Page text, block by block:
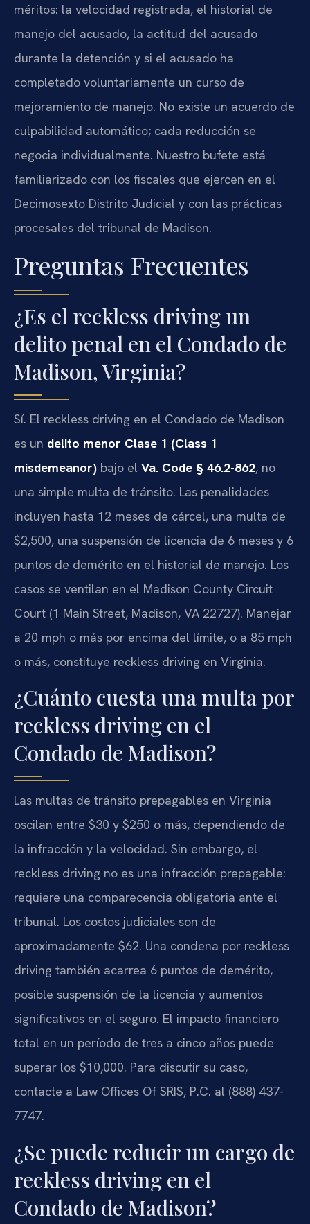
méritos: la velocidad registrada, el historial de
manejo del acusado, la actitud del acusado
durante la detención y si el acusado ha
completado voluntariamente un curso de
mejoramiento de manejo. No existe un acuerdo de
culpabilidad automático; cada reducción se
negocia individualmente. Nuestro bufete está
familiarizado con los fiscales que ejercen en el
Decimosexto Distrito Judicial y con las prácticas
procesales del tribunal de Madison.
Preguntas Frecuentes
¿Es el reckless driving un
delito penal en el Condado de
Madison, Virginia?
Sí. El reckless driving en el Condado de Madison
es un delito menor Clase 1 (Class 1
misdemeanor) bajo el Va. Code § 46.2-862, no
una simple multa de tránsito. Las penalidades
incluyen hasta 12 meses de cárcel, una multa de
$2,500, una suspensión de licencia de 6 meses y 6
puntos de demérito en el historial de manejo. Los
casos se ventilan en el Madison County Circuit
Court (1 Main Street, Madison, VA 22727). Manejar
a 20 mph o más por encima del límite, o a 85 mph
o más, constituye reckless driving en Virginia.
¿Cuánto cuesta una multa por
reckless driving en el
Condado de Madison?
Las multas de tránsito prepagables en Virginia
oscilan entre $30 y $250 o más, dependiendo de
la infracción y la velocidad. Sin embargo, el
reckless driving no es una infracción prepagable:
requiere una comparecencia obligatoria ante el
tribunal. Los costos judiciales son de
aproximadamente $62. Una condena por reckless
driving también acarrea 6 puntos de demérito,
posible suspensión de la licencia y aumentos
significativos en el seguro. El impacto financiero
total en un período de tres a cinco años puede
superar los $10,000. Para discutir su caso,
contacte a Law Offices Of SRIS, P.C. al (888) 437-
7747.
¿Se puede reducir un cargo de
reckless driving en el
Condado de Madison?